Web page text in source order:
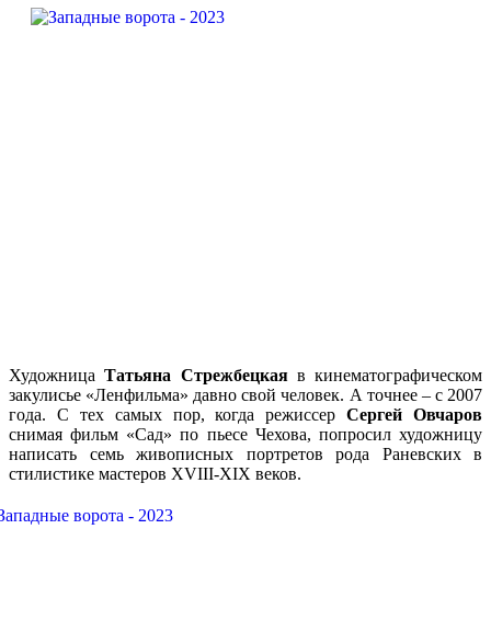
ХудожницаТатьяна Стрежбецкаяв кинематографическом
закулисье «Ленфильма» давно свой человек. А точнее – с 2007
года. С тех самых пор, когда режиссерСергей Овчаров
снимая фильм «Сад» по пьесе Чехова, попросил художницу
написать семь живописных портретов рода Раневских в
стилистике мастеров XVIII-XIX веков.